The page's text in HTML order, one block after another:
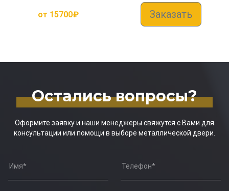
от 15700₽ Заказать
Остались вопросы?
Оформите заявку и наши менеджеры свяжутся с Вами для
консультации или помощи в выборе металлической двери.